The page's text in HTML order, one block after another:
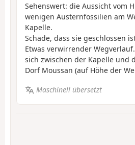
Sehenswert: die Aussicht vom
wenigen Austernfossilien am
Kapelle.
Schade, dass sie geschlossen
Etwas verwirrender
sich zwischen der Kapelle und
Dorf Moussan (auf Höhe der
Maschinell übersetzt